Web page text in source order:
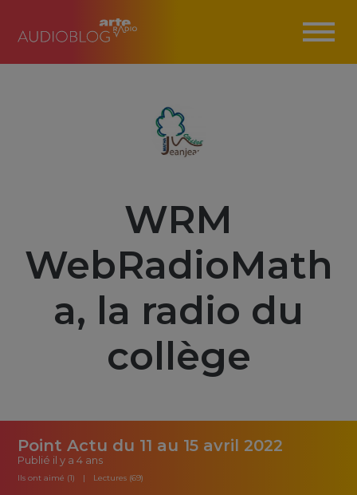
WRM
WebRadioMath
a, la radio du
collège
Point Actu du 11 au 15 avril 2022
Publié il y a 4 ans
Ils ont aimé (1) Lectures (69)